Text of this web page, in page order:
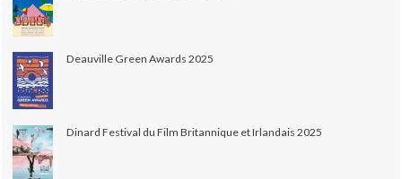
Deauville Green Awards 2025
Dinard Festival du Film Britannique et Irlandais 2025